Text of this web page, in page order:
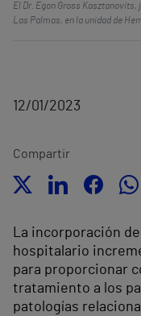
El Dr. Egon Gross
Las Palmas, en la unidad de
12/01/2023
Compartir
La incorporación
hospitalario
para proporcionar
tratamiento a los
patologías